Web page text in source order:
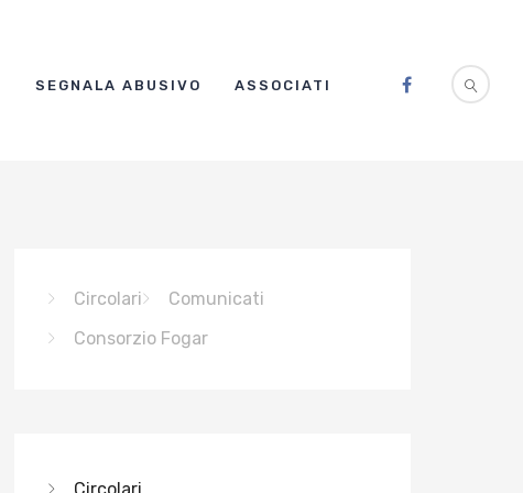
SEGNALA ABUSIVO ASSOCIATI
Circolari
Comunicati
Consorzio Fogar